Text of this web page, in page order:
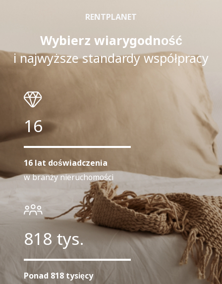
RENTPLANET
Wybierz wiarygodność
i najwyższe standardy współpracy
16
16 lat doświadczenia
w branży nieruchomości
818 tys.
Ponad 818 tysięcy